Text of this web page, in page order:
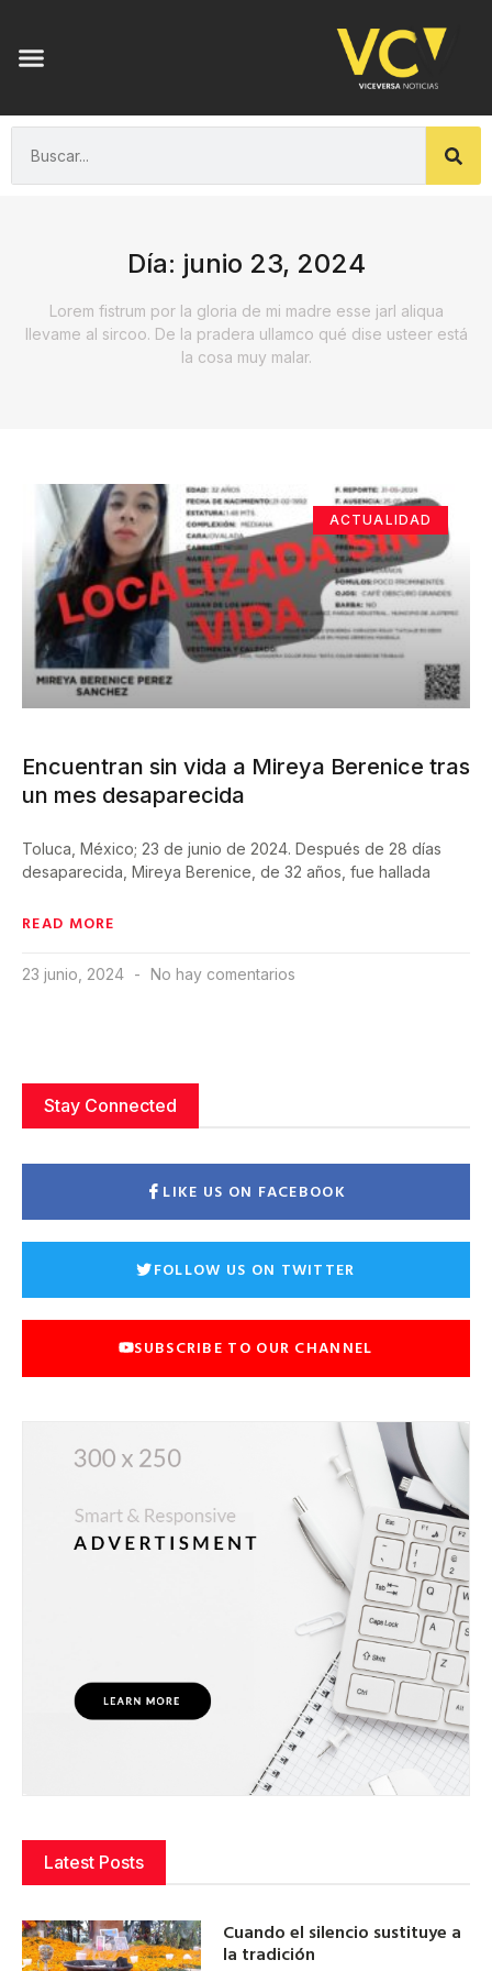
Día: junio 23, 2024
Lorem fistrum por la gloria de mi madre esse jarl aliqua
llevame al sircoo. De la pradera ullamco qué dise usteer está
la cosa muy malar.
ACTUALIDAD
Encuentran sin vida a Mireya Berenice tras
un mes desaparecida
Toluca, México; 23 de junio de 2024. Después de 28 días
desaparecida, Mireya Berenice, de 32 años, fue hallada
READ MORE
23 junio, 2024 No hay comentarios
Stay Connected
LIKE US ON FACEBOOK
FOLLOW US ON TWITTER
SUBSCRIBE TO OUR CHANNEL
Latest Posts
Cuando el silencio sustituye a
la tradición